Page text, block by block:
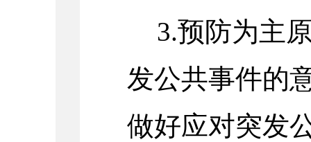
3.预防为主
发公共事件的
做好应对突发